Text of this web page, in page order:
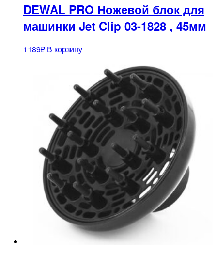
DEWAL PRO Ножевой блок для
машинки Jet Clip 03-1828 , 45мм
1189₽ В корзину